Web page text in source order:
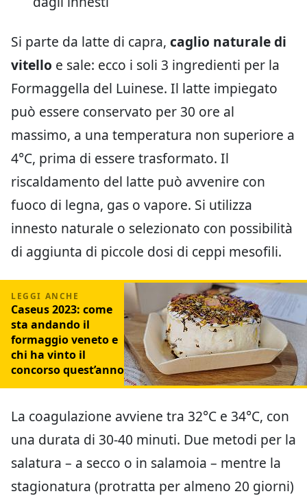
Si parte da latte di capra, caglio naturale di
vitello e sale: ecco i soli 3 ingredienti per la
Formaggella del Luinese. Il latte impiegato
può essere conservato per 30 ore al
massimo, a una temperatura non superiore a
4°C, prima di essere trasformato. Il
riscaldamento del latte può avvenire con
fuoco di legna, gas o vapore. Si utilizza
innesto naturale o selezionato con possibilità
di aggiunta di piccole dosi di ceppi mesofili.
Caseus 2023: come
sta andando il
formaggio veneto e
chi ha vinto il
concorso quest’anno
La coagulazione avviene tra 32°C e 34°C, con
una durata di 30-40 minuti. Due metodi per la
salatura – a secco o in salamoia – mentre la
stagionatura (protratta per almeno 20 giorni)